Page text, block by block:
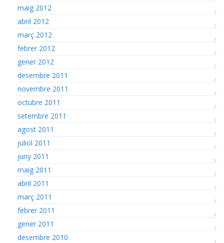
maig 2012
abril 2012
març 2012
febrer 2012
gener 2012
desembre 2011
novembre 2011
octubre 2011
setembre 2011
agost 2011
juliol 2011
juny 2011
maig 2011
abril 2011
març 2011
febrer 2011
gener 2011
desembre 2010